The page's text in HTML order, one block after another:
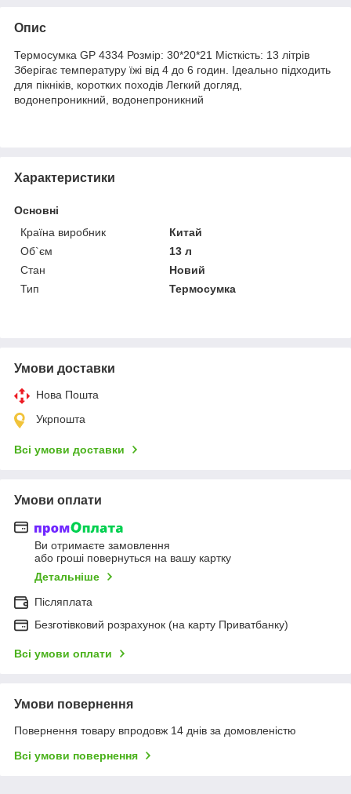
Опис
Термосумка GP 4334 Розмір: 30*20*21 Місткість: 13 літрів
Зберігає температуру їжі від 4 до 6 годин. Ідеально підходить
для пікніків, коротких походів Легкий догляд,
водонепроникний, водонепроникний
Характеристики
Основні
Країна виробник
Китай
Об`єм
13 л
Стан
Новий
Тип
Термосумка
Умови доставки
Нова Пошта
Укрпошта
Всі умови доставки
Умови оплати
Ви отримаєте замовлення
або гроші повернуться на вашу картку
Детальніше
Післяплата
Безготівковий розрахунок (на карту Приватбанку)
Всі умови оплати
Умови повернення
Повернення товару впродовж 14 днів за домовленістю
Всі умови повернення